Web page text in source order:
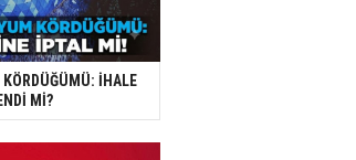
KÖRDÜĞÜMÜ: İHALE
Mİ?